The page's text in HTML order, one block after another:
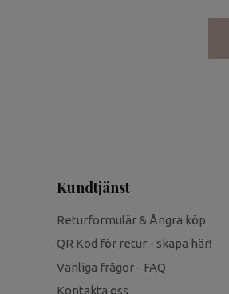
Kundtjänst
Returformulär & Ångra köp
QR Kod för retur - skapa här!
Vanliga frågor - FAQ
Kontakta oss